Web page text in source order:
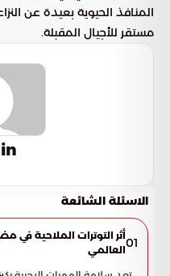
المنافذ الحيوية بعيدة عن
مستقر للأجيال المقبلة.
الاسئلة الشائعة
01أثر التوترات الملاحية
العالمي